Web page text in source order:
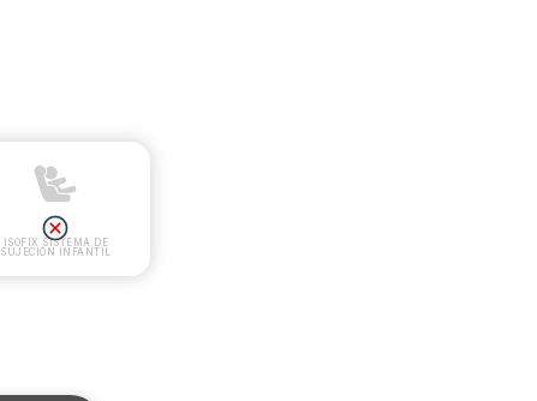
ISOFIX SISTEMA DE
SUJECIÓN INFANTIL